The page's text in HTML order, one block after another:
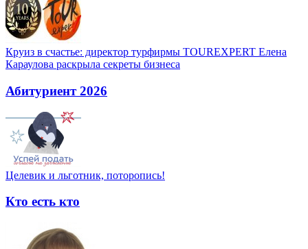
Круиз в счастье: директор турфирмы TOUREXPERT Елена
Караулова раскрыла секреты бизнеса
Абитуриент 2026
Целевик и льготник, поторопись!
Кто есть кто